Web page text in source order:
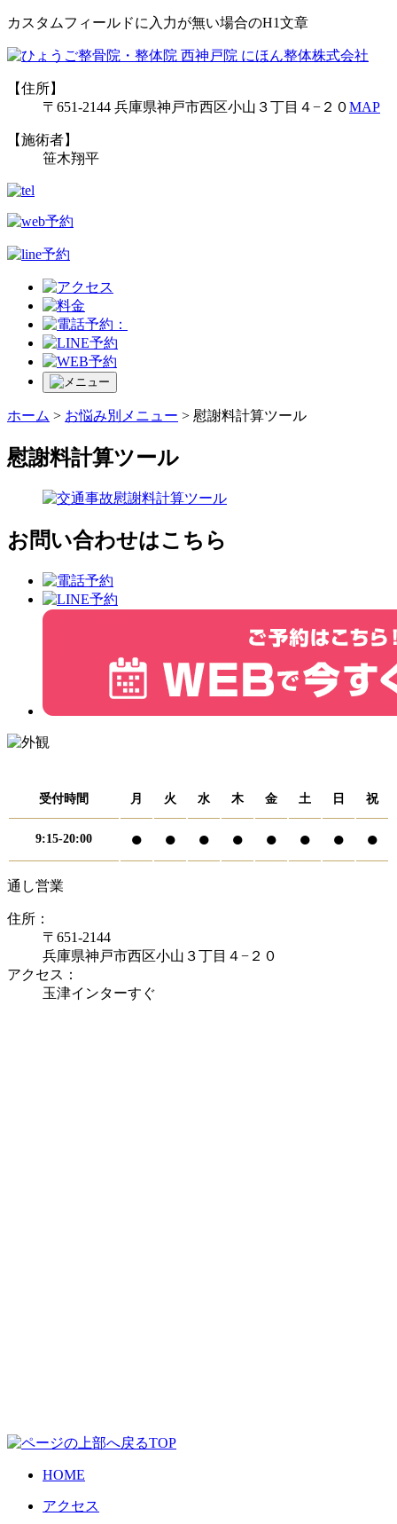
カスタムフィールドに入力が無い場合のH1文章
【住所】
〒651-2144 兵庫県神戸市西区小山３丁目４−２０MAP
【施術者】
笹木翔平
ホーム > お悩み別メニュー > 慰謝料計算ツール
慰謝料計算ツール
お問い合わせはこちら
受付時間 月 火 水 木 金 土 日 祝
9:15-20:00 ● ● ● ● ● ● ● ●
通し営業
住所：
〒651-2144
兵庫県神戸市西区小山３丁目４−２０
アクセス：
玉津インターすぐ
TOP
HOME
アクセス